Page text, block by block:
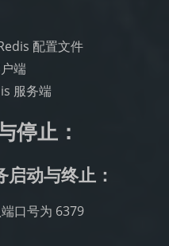
配置文件
端
服务端
停止：
动与终止：
口号为 6379